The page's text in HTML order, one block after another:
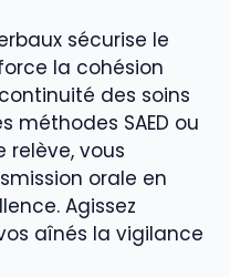
sécurise le
la cohésion
des soins
méthodes SAED ou
relève, vous
orale en
Agissez
aînés la vigilance